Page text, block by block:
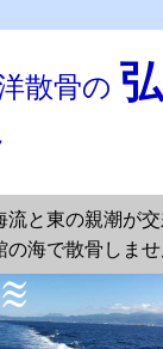
散骨の 弘
流と東の親潮が交
の海で散骨しませ